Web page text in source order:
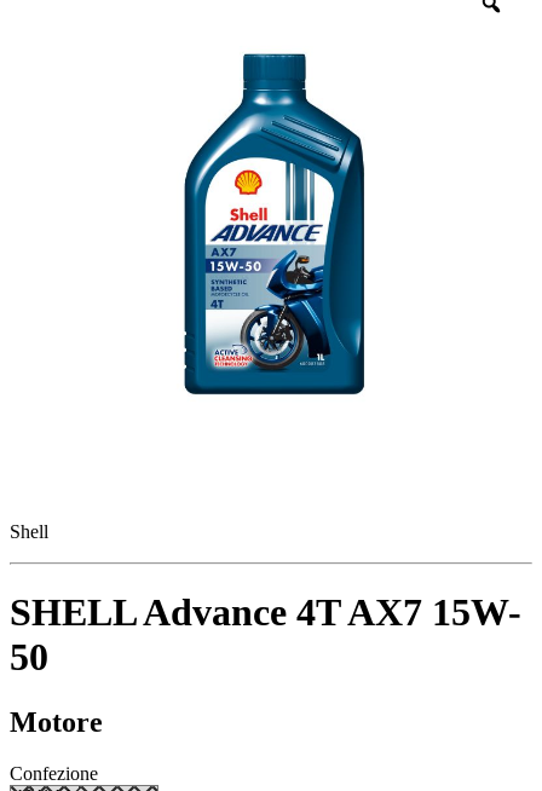
Shell
SHELL Advance 4T AX7 15W-
50
Motore
Confezione